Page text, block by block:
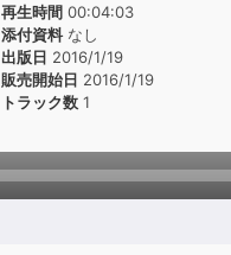
再生時間 00:04:03
添付資料なし
出版日 2016/1/19
販売開始日 2016/1/19
トラック数 1